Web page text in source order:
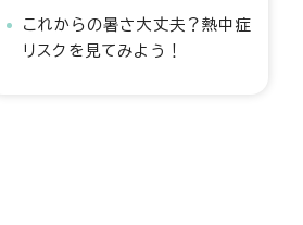
これからの暑さ大丈夫？熱中症
リスクを見てみよう！